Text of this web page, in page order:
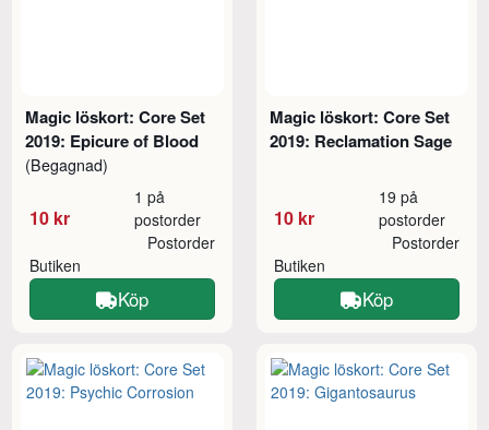
Magic löskort: Core Set
2019: Epicure of Blood
(Begagnad)
10 kr
1 på
postorder
Butiken
Postorder
Köp
Magic löskort: Core Set
2019: Reclamation Sage
10 kr
19 på
postorder
Butiken
Postorder
Köp